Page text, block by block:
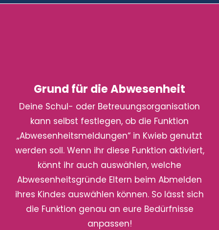
Grund für die Abwesenheit
Deine Schul- oder Betreuungsorganisation
kann selbst festlegen, ob die Funktion
„Abwesenheitsmeldungen“ in Kwieb genutzt
werden soll. Wenn ihr diese Funktion aktiviert,
könnt ihr auch auswählen, welche
Abwesenheitsgründe Eltern beim Abmelden
ihres Kindes auswählen können. So lässt sich
die Funktion genau an eure Bedürfnisse
anpassen!